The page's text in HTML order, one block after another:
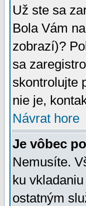
Už ste sa
Bola Vám
zobrazí)?
sa
skontrolujte
nie je,
Návrat hore
Je vôbec
Nemusíte.
ku
ostatným